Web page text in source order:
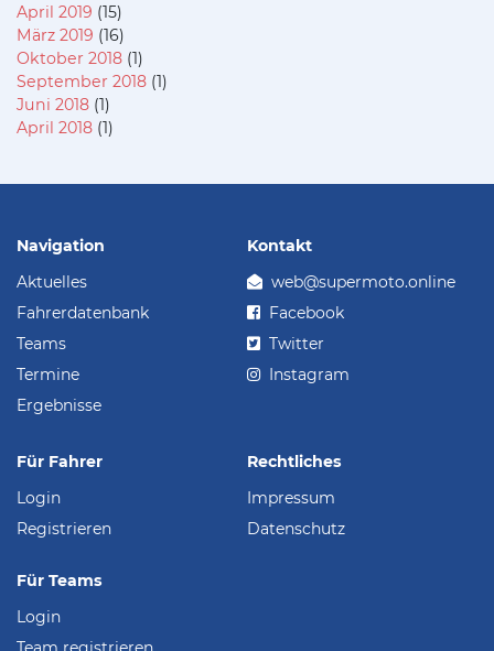
April 2019 (15)
März 2019 (16)
Oktober 2018 (1)
September 2018 (1)
Juni 2018 (1)
April 2018 (1)
Navigation
Aktuelles
Fahrerdatenbank
Teams
Termine
Ergebnisse
Kontakt
web@supermoto.online
Facebook
Twitter
Instagram
Für Fahrer
Login
Registrieren
Für Teams
Login
Rechtliches
Impressum
Datenschutz